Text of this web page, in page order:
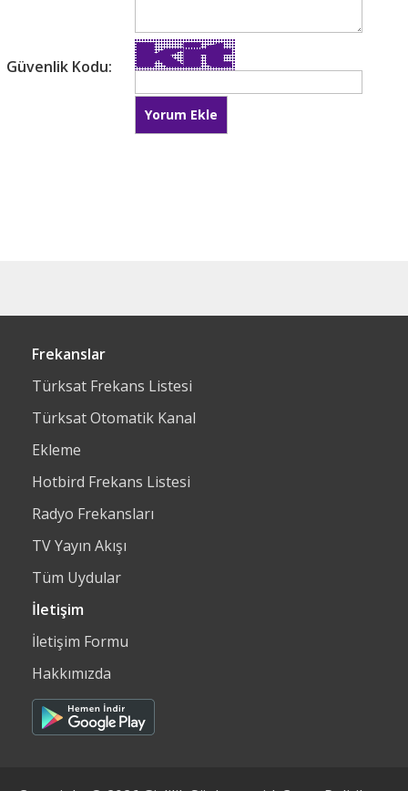
Güvenlik Kodu:
Frekanslar
Türksat Frekans Listesi
Türksat Otomatik Kanal
Ekleme
Hotbird Frekans Listesi
Radyo Frekansları
TV Yayın Akışı
Tüm Uydular
İletişim
İletişim Formu
Hakkımızda